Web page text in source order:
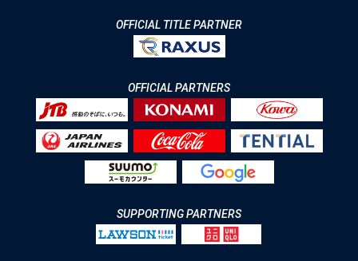
OFFICIAL TITLE PARTNER
OFFICIAL PARTNERS
SUPPORTING PARTNERS